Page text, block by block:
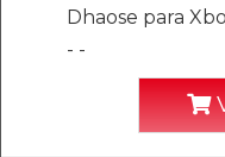
Dhaose para
- -